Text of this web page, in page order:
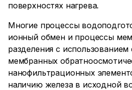
поверхностях нагрева.
Многие процессы
ионный обмен и процессы
разделения с
мембранных
нанофильтрационных
наличию железа в исходной